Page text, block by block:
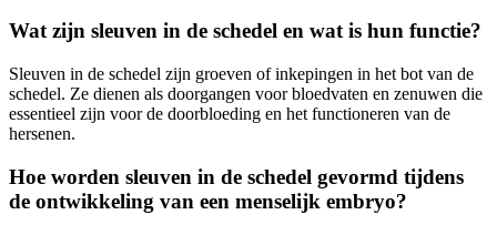
Wat zijn sleuven in de schedel en wat is hun functie?
Sleuven in de schedel zijn groeven of inkepingen in het bot van de
schedel. Ze dienen als doorgangen voor bloedvaten en zenuwen die
essentieel zijn voor de doorbloeding en het functioneren van de
hersenen.
Hoe worden sleuven in de schedel gevormd tijdens
de ontwikkeling van een menselijk embryo?